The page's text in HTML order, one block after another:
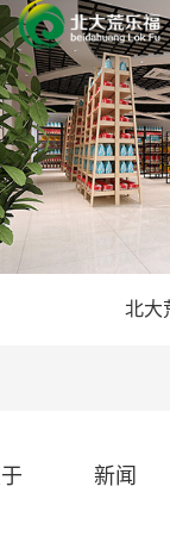
北大
新闻